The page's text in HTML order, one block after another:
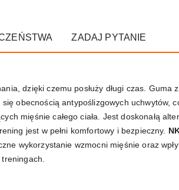
ZADAJ PYTANIE
dzięki czemu posłuży długi czas. Guma
obecnością antypoślizgowych uchwytów,
mięśnie całego ciała. Jest doskonałą
jest w pełni komfortowy i bezpieczny.
wykorzystanie wzmocni mięśnie oraz